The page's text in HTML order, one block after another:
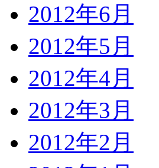
2012年6月
2012年5月
2012年4月
2012年3月
2012年2月